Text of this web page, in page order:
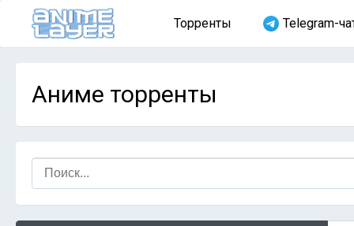
Торренты Telegram-
Аниме торренты